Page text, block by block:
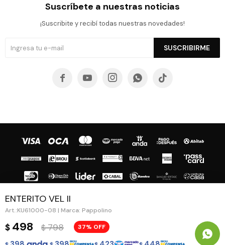
ENTERITO VEL II
KU61000-08 | Marca: Pappolino
$ 498 $ 798 37
Suscríbete a nuestras noticias
¡Suscribite y recibí todas nuestras novedades!
SUSCRIBIRME
    